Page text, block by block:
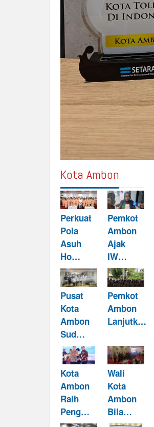
Kota Ambon
Perkuat
Pola
Asuh
Ho…
Pemkot
Ambon
Ajak
IW…
Pusat
Kota
Ambon
Sud…
Pemkot
Ambon
Lanjutk…
Kota
Ambon
Raih
Peng…
Wali
Kota
Ambon
Bila…